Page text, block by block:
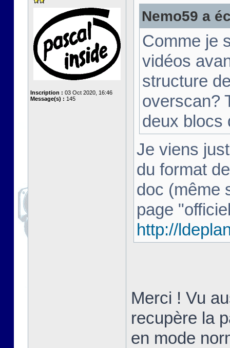
Inscription : 03 Oct 2020, 16:46
Message(s) : 145
Nemo59 a
Comme je
vidéos
structure
overscan?
deux
Je viens
du format
doc (même
page
http://
Merci ! Vu
recupère la
en mode